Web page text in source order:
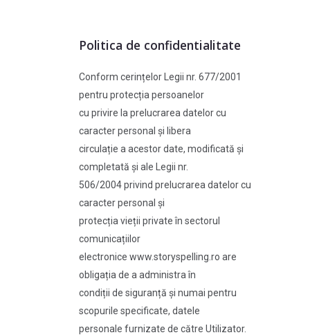
Politica de confidentialitate
Conform cerințelor Legii nr. 677/2001
pentru protecția persoanelor
cu privire la prelucrarea datelor cu
caracter personal și libera
circulație a acestor date, modificată și
completată și ale Legii nr.
506/2004 privind prelucrarea datelor cu
caracter personal și
protecția vieții private în sectorul
comunicațiilor
electronice www.storyspelling.ro are
obligația de a administra în
condiții de siguranță și numai pentru
scopurile specificate, datele
personale furnizate de către Utilizator.